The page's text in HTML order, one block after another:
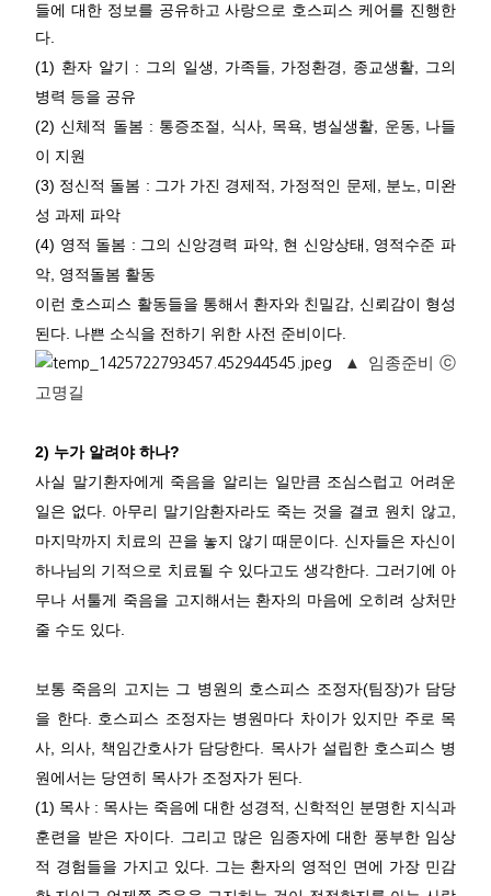
들에 대한 정보를 공유하고 사랑으로 호스피스 케어를 진행한
다.
(1) 환자 알기 : 그의 일생, 가족들, 가정환경, 종교생활, 그의
병력 등을 공유
(2) 신체적 돌봄 : 통증조절, 식사, 목욕, 병실생활, 운동, 나들
이 지원
(3) 정신적 돌봄 : 그가 가진 경제적, 가정적인 문제, 분노, 미완
성 과제 파악
(4) 영적 돌봄 : 그의 신앙경력 파악, 현 신앙상태, 영적수준 파
악, 영적돌봄 활동
이런 호스피스 활동들을 통해서 환자와 친밀감, 신뢰감이 형성
된다. 나쁜 소식을 전하기 위한 사전 준비이다.
▲ 임종준비 ⓒ
고명길
2) 누가 알려야 하나?
사실 말기환자에게 죽음을 알리는 일만큼 조심스럽고 어려운
일은 없다. 아무리 말기암환자라도 죽는 것을 결코 원치 않고,
마지막까지 치료의 끈을 놓지 않기 때문이다. 신자들은 자신이
하나님의 기적으로 치료될 수 있다고도 생각한다. 그러기에 아
무나 서툴게 죽음을 고지해서는 환자의 마음에 오히려 상처만
줄 수도 있다.
보통 죽음의 고지는 그 병원의 호스피스 조정자(팀장)가 담당
을 한다. 호스피스 조정자는 병원마다 차이가 있지만 주로 목
사, 의사, 책임간호사가 담당한다. 목사가 설립한 호스피스 병
원에서는 당연히 목사가 조정자가 된다.
(1) 목사 : 목사는 죽음에 대한 성경적, 신학적인 분명한 지식과
훈련을 받은 자이다. 그리고 많은 임종자에 대한 풍부한 임상
적 경험들을 가지고 있다. 그는 환자의 영적인 면에 가장 민감